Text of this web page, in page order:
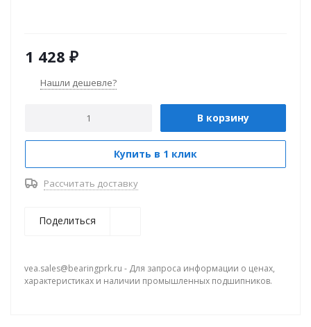
1 428 ₽
Нашли дешевле?
В корзину
Купить в 1 клик
Рассчитать доставку
Поделиться
vea.sales@bearingprk.ru - Для запроса информации о ценах,
характеристиках и наличии промышленных подшипников.